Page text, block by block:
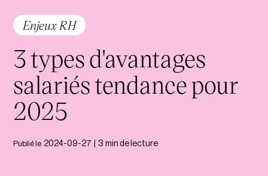
Enjeux RH
3 types d'avantages
salariés tendance pour
2025
Publié le 2024-09-27 3 min de lecture